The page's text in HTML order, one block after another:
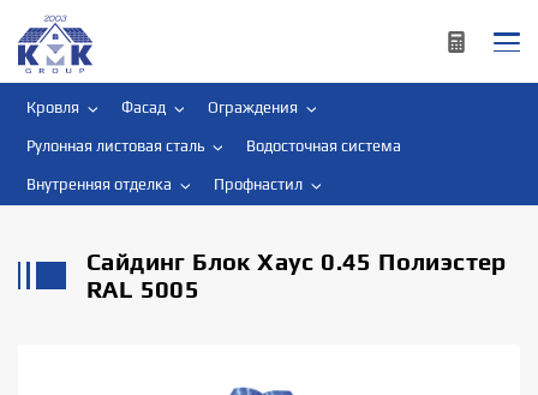
Кровля Фасад Ограждения
Рулонная листовая сталь Водосточная система
Внутренняя отделка Профнастил
Сайдинг Блок Хаус 0.45 Полиэстер
RAL 5005